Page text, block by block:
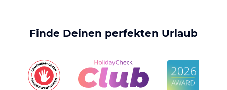
Finde Deinen perfekten Urlaub